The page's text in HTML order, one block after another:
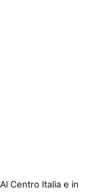
Al Centro Italia e in